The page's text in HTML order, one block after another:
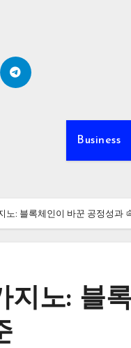
Business
노: 블록체인이 바꾼 공정성과
지노: 블